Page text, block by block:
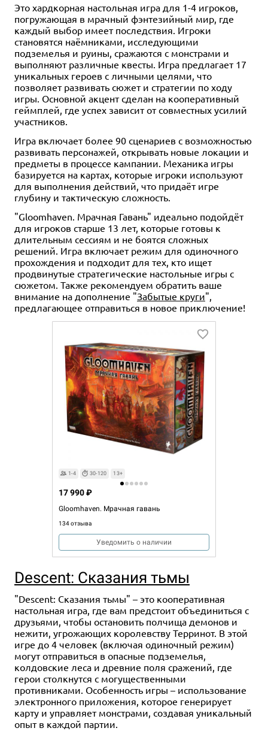
Это хардкорная настольная игра для 1-4 игроков,
погружающая в мрачный фэнтезийный мир, где
каждый выбор имеет последствия. Игроки
становятся наёмниками, исследующими
подземелья и руины, сражаются с монстрами и
выполняют различные квесты. Игра предлагает 17
уникальных героев с личными целями, что
позволяет развивать сюжет и стратегии по ходу
игры. Основной акцент сделан на кооперативный
геймплей, где успех зависит от совместных усилий
участников.
Игра включает более 90 сценариев с возможностью
развивать персонажей, открывать новые локации и
предметы в процессе кампании. Механика игры
базируется на картах, которые игроки используют
для выполнения действий, что придаёт игре
глубину и тактическую сложность.
"Gloomhaven. Мрачная Гавань" идеально подойдёт
для игроков старше 13 лет, которые готовы к
длительным сессиям и не боятся сложных
решений. Игра включает режим для одиночного
прохождения и подходит для тех, кто ищет
продвинутые стратегические настольные игры с
сюжетом. Также рекомендуем обратить ваше
внимание на дополнение "Забытые круги",
предлагающее отправиться в новое приключение!
1-4 30-120 13+
Gloomhaven. Мрачная гавань
134 отзыва
17 990 ₽
Уведомить о наличии
Descent: Сказания тьмы
"Descent: Сказания тьмы" – это кооперативная
настольная игра, где вам предстоит объединиться с
друзьями, чтобы остановить полчища демонов и
нежити, угрожающих королевству Терринот. В этой
игре до 4 человек (включая одиночный режим)
могут отправиться в опасные подземелья,
колдовские леса и древние поля сражений, где
герои столкнутся с могущественными
противниками. Особенность игры – использование
электронного приложения, которое генерирует
карту и управляет монстрами, создавая уникальный
опыт в каждой партии.